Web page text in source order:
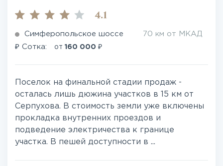
4.1
Симферопольское шоссе 70 км от МКАД
₽ Сотка: от 160 000 ₽
Поселок на финальной стадии продаж -
осталась лишь дюжина участков в 15 км от
Серпухова. В стоимость земли уже включены
прокладка внутренних проездов и
подведение электричества к границе
участка. В пешей доступности в ...